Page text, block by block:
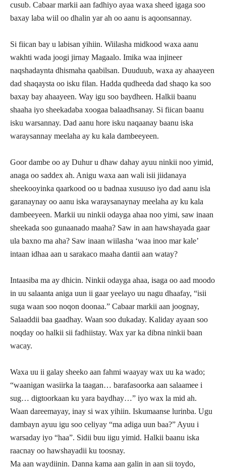
cusub. Cabaar markii aan fadhiyo ayaa waxa sheed igaga soo
baxay laba wiil oo dhalin yar ah oo aanu is aqoonsannay.
Si fiican bay u labisan yihiin. Wiilasha midkood waxa aanu
wakhti wada joogi jirnay Magaalo. Imika waa injineer
naqshadaynta dhismaha qaabilsan. Duuduub, waxa ay ahaayeen
dad shaqaysta oo isku filan. Hadda qudheeda dad shaqo ka soo
baxay bay ahaayeen. Way igu soo baydheen. Halkii baanu
shaaha iyo sheekadaba xoogaa balaadhsanay. Si fiican baanu
isku warsannay. Dad aanu hore isku naqaanay baanu iska
waraysannay meelaha ay ku kala dambeeyeen.
Goor dambe oo ay Duhur u dhaw dahay ayuu ninkii noo yimid,
anaga oo saddex ah. Anigu waxa aan wali isii jiidanaya
sheekooyinka qaarkood oo u badnaa xusuuso iyo dad aanu isla
garanaynay oo aanu iska waraysanaynay meelaha ay ku kala
dambeeyeen. Markii uu ninkii odayga ahaa noo yimi, saw inaan
sheekada soo gunaanado maaha? Saw in aan hawshayada gaar
ula baxno ma aha? Saw inaan wiilasha ‘waa inoo mar kale’
intaan idhaa aan u sarakaco maaha dantii aan watay?
Intaasiba ma ay dhicin. Ninkii odayga ahaa, isaga oo aad moodo
in uu salaanta aniga uun ii gaar yeelayo uu nagu dhaafay, “isii
suga waan soo noqon doonaa.” Cabaar markii aan joognay,
Salaaddii baa gaadhay. Waan soo dukaday. Kaliday ayaan soo
noqday oo halkii sii fadhiistay. Wax yar ka dibna ninkii baan
wacay.
Waxa uu ii galay sheeko aan fahmi waayay wax uu ka wado;
“waanigan wasiirka la taagan… barafasoorka aan salaamee i
sug… digtoorkaan ku yara baydhay…” iyo wax la mid ah.
Waan dareemayay, inay si wax yihiin. Iskumaanse lurinba. Ugu
dambayn ayuu igu soo celiyay “ma adiga uun baa?” Ayuu i
warsaday iyo “haa”. Sidii buu iigu yimid. Halkii baanu iska
raacnay oo hawshayadii ku toosnay.
Ma aan waydiinin. Danna kama aan galin in aan sii toydo,